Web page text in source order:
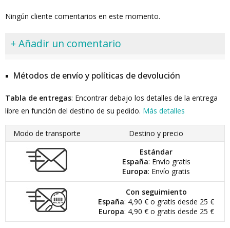
Ningún cliente comentarios en este momento.
+ Añadir un comentario
Métodos de envío y políticas de devolución
Tabla de entregas: Encontrar debajo los detalles de la entrega
libre en función del destino de su pedido. Más detalles
Modo de transporte
Destino y precio
Estándar
España: Envío gratis
Europa: Envío gratis
Con seguimiento
España: 4,90 € o gratis desde 25 €
Europa: 4,90 € o gratis desde 25 €